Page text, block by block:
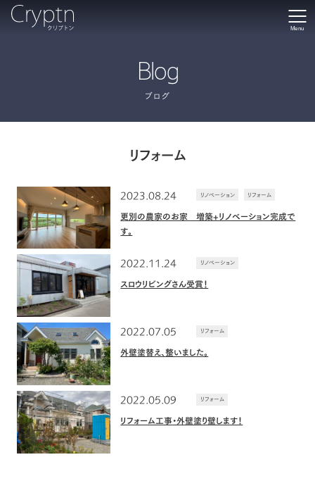
Menu
Blog
ブログ
リフォーム
更別の農家のお家 増築+リノベーション完成で
す。
リノベーション リフォーム
2023.08.24
スロウリビングさん受賞！
リノベーション
2022.11.24
外壁塗替え、整いました。
リフォーム
2022.07.05
リフォーム工事・外壁塗り壁します！
リフォーム
2022.05.09